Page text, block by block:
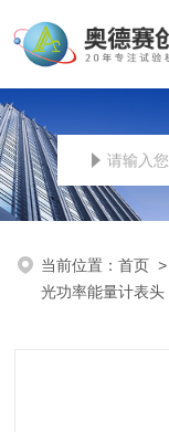
当前位置：首页 >
光功率能量计表头